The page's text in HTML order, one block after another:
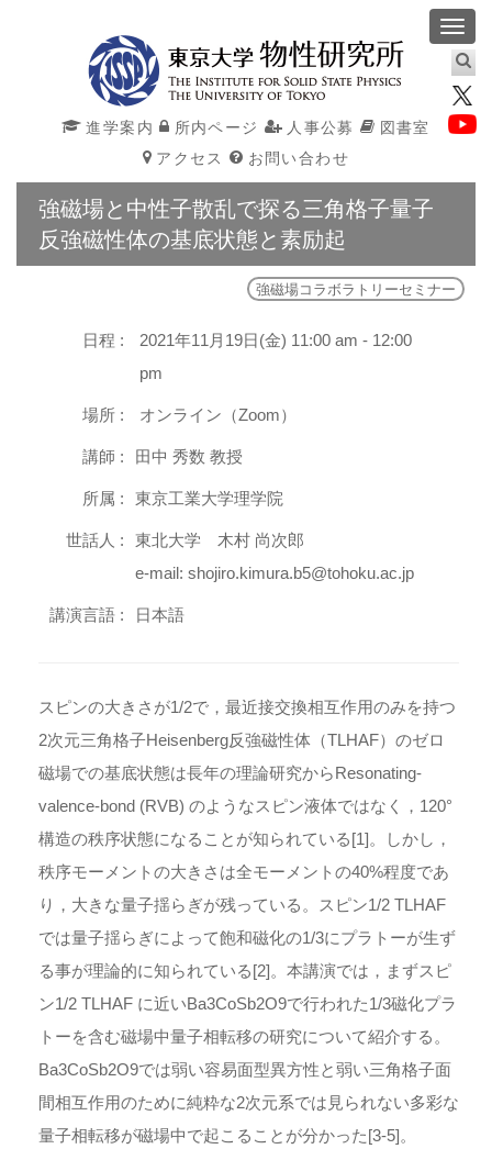
進学案内 所内ページ 人事公募
図書室
アクセス
お問い合わせ
強磁場と中性子散乱で探る三角格子量子
反強磁性体の基底状態と素励起
強磁場コラボラトリーセミナー
日程 :
2021年11月19日(金) 11:00 am - 12:00
pm
場所 : オンライン（Zoom）
講師 : 田中 秀数 教授
所属 : 東京工業大学理学院
世話人 :
東北大学 木村 尚次郎
e-mail: shojiro.kimura.b5@tohoku.ac.jp
講演言語 : 日本語
スピンの大きさが1/2で，最近接交換相互作用のみを持つ
2次元三角格子Heisenberg反強磁性体（TLHAF）のゼロ
磁場での基底状態は長年の理論研究からResonating-
valence-bond (RVB) のようなスピン液体ではなく，120°
構造の秩序状態になることが知られている[1]。しかし，
秩序モーメントの大きさは全モーメントの40%程度であ
り，大きな量子揺らぎが残っている。スピン1/2 TLHAF
では量子揺らぎによって飽和磁化の1/3にプラトーが生ず
る事が理論的に知られている[2]。本講演では，まずスピ
ン1/2 TLHAF に近いBa3CoSb2O9で行われた1/3磁化プラ
トーを含む磁場中量子相転移の研究について紹介する。
Ba3CoSb2O9では弱い容易面型異方性と弱い三角格子面
間相互作用のために純粋な2次元系では見られない多彩な
量子相転移が磁場中で起こることが分かった[3-5]。